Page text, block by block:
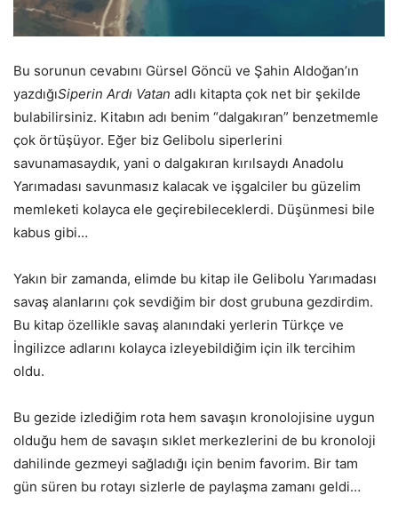
Bu sorunun cevabını Gürsel Göncü ve Şahin Aldoğan’ın
yazdığıSiperin Ardı Vatan adlı kitapta çok net bir şekilde
bulabilirsiniz. Kitabın adı benim “dalgakıran” benzetmemle
çok örtüşüyor. Eğer biz Gelibolu siperlerini
savunamasaydık, yani o dalgakıran kırılsaydı Anadolu
Yarımadası savunmasız kalacak ve işgalciler bu güzelim
memleketi kolayca ele geçirebileceklerdi. Düşünmesi bile
kabus gibi…
Yakın bir zamanda, elimde bu kitap ile Gelibolu Yarımadası
savaş alanlarını çok sevdiğim bir dost grubuna gezdirdim.
Bu kitap özellikle savaş alanındaki yerlerin Türkçe ve
İngilizce adlarını kolayca izleyebildiğim için ilk tercihim
oldu.
Bu gezide izlediğim rota hem savaşın kronolojisine uygun
olduğu hem de savaşın sıklet merkezlerini de bu kronoloji
dahilinde gezmeyi sağladığı için benim favorim. Bir tam
gün süren bu rotayı sizlerle de paylaşma zamanı geldi…